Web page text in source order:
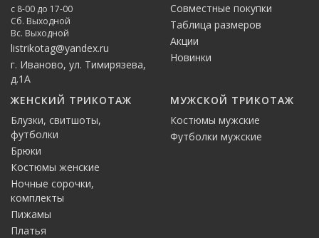
с 8-00 до 17-00
Сб. Выходной
Вс. Выходной
listrikotag@yandex.ru
г. Иваново, ул. Тимирязева,
д.1А
Совместные покупки
Таблица размеров
Акции
Новинки
ЖЕНСКИЙ ТРИКОТАЖ
Блузки, свитшоты,
футболки
Брюки
Костюмы женские
Ночные сорочки,
комплекты
Пижамы
Платья
МУЖСКОЙ ТРИКОТАЖ
Костюмы мужские
Футболки мужские